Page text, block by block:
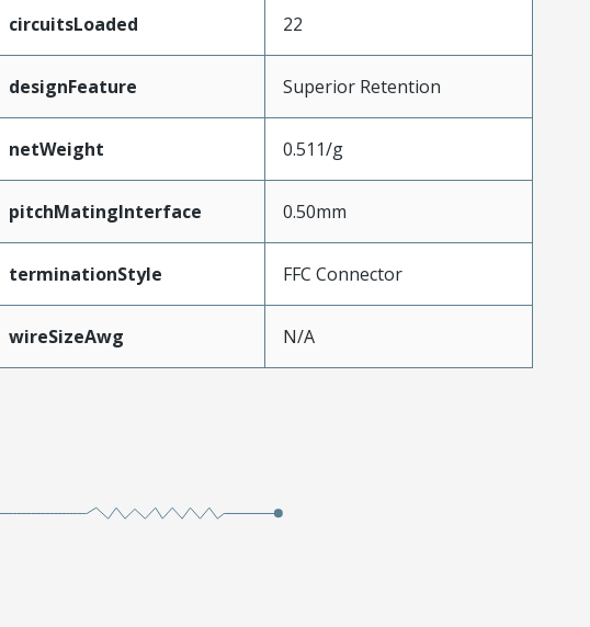
circuitsLoaded 22
designFeature Superior Retention
netWeight 0.511/g
pitchMatingInterface 0.50mm
terminationStyle FFC Connector
wireSizeAwg N/A